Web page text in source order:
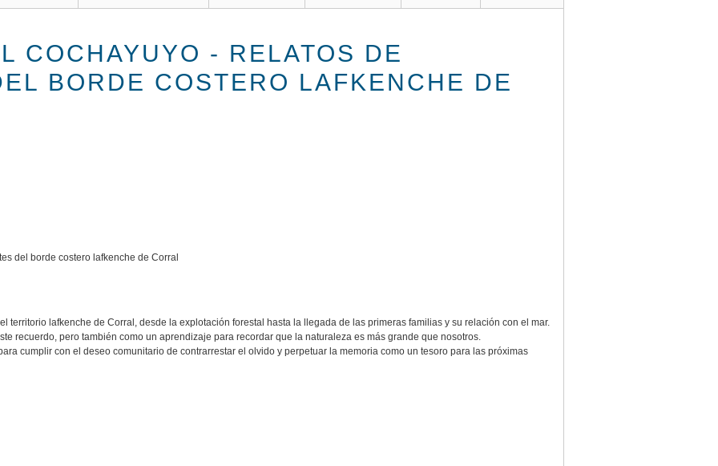
COCHAYUYO - RELATOS DE
BORDE COSTERO LAFKENCHE DE
del borde costero lafkenche de Corral
territorio lafkenche de Corral, desde la explotación forestal hasta la llegada de las primeras familias y su relación con el mar.
recuerdo, pero también como un aprendizaje para recordar que la naturaleza es más grande que nosotros.
cumplir con el deseo comunitario de contrarrestar el olvido y perpetuar la memoria como un tesoro para las próximas